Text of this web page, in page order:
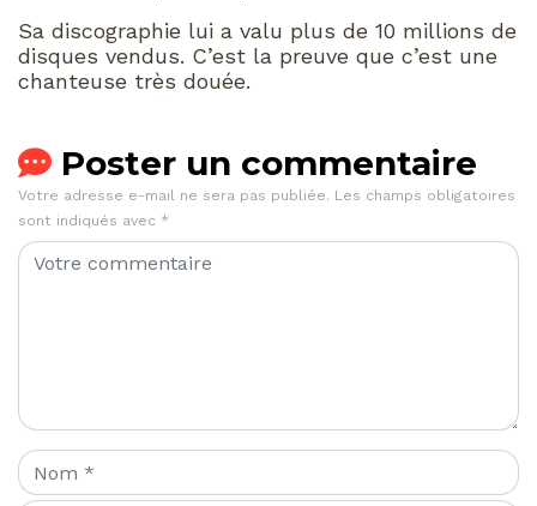
Sa discographie lui a valu plus de 10 millions de
disques vendus. C’est la preuve que c’est une
chanteuse très douée.
Poster un commentaire
Votre adresse e-mail ne sera pas publiée. Les champs obligatoires
sont indiqués avec *